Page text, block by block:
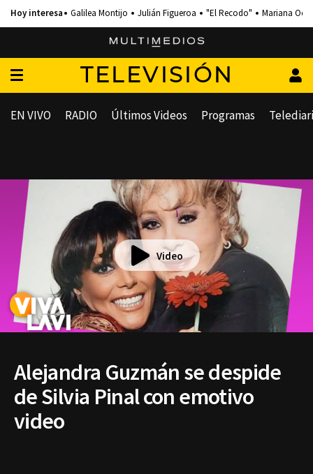
Galilea Montijo Julián Figueroa "El Recodo" Mariana
TELEVISIÓN
EN VIVO RADIO Últimos Videos Programas
Video
Alejandra Guzmán se despide
de Silvia Pinal con emotivo
video